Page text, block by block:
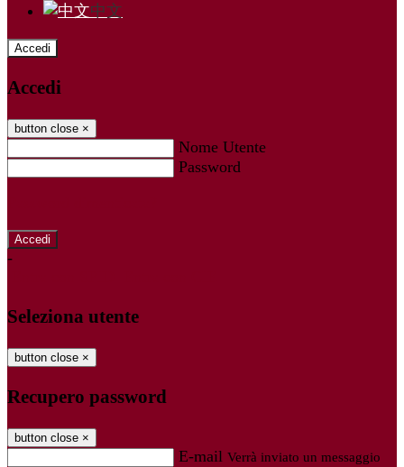
中文
Accedi
Accedi
button close ×
Nome Utente
Password
-
Seleziona utente
button close ×
Recupero password
button close ×
E-mail Verrà inviato un messaggio